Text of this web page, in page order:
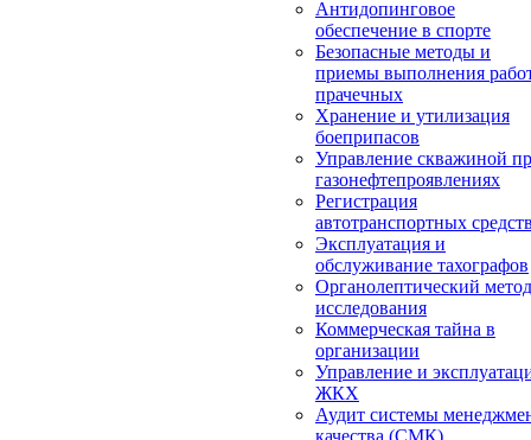
Антидопинговое
обеспечение в спорте
Безопасные методы и
приемы выполнения
прачечных
Хранение и утилизация
боеприпасов
Управление скважиной
газонефтепроявлениях
Регистрация
автотранспортных
Эксплуатация и
обслуживание тахографов
Органолептический метод
исследования
Коммерческая тайна в
организации
Управление и
ЖКХ
Аудит системы
качества (СМК)